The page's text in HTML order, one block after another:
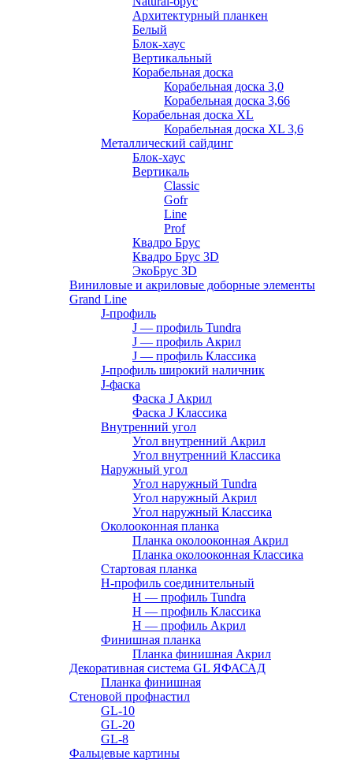
Архитектурный планкен
Белый
Блок-хаус
Вертикальный
Корабельная доска
Корабельная доска 3,0
Корабельная доска 3,66
Корабельная доска XL
Корабельная доска XL 3,6
Металлический сайдинг
Блок-хаус
Вертикаль
Classic
Gofr
Line
Prof
Квадро Брус
Квадро Брус 3D
ЭкоБрус 3D
Виниловые и акриловые доборные элементы
Grand Line
J-профиль
J — профиль Tundra
J — профиль Акрил
J — профиль Классика
J-профиль широкий наличник
J-фаска
Фаска J Акрил
Фаска J Классика
Внутренний угол
Угол внутренний Акрил
Угол внутренний Классика
Наружный угол
Угол наружный Tundra
Угол наружный Акрил
Угол наружный Классика
Околооконная планка
Планка околооконная Акрил
Планка околооконная Классика
Стартовая планка
H-профиль соединительный
Н — профиль Tundra
H — профиль Классика
Н — профиль Акрил
Финишная планка
Планка финишная Акрил
Декоративная система GL ЯФАСАД
Планка финишная
Стеновой профнастил
GL-10
GL-20
GL-8
Фальцевые картины